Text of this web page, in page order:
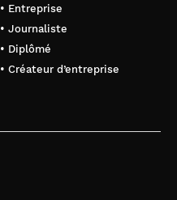
• Entreprise
• Journaliste
• Diplômé
• Créateur d’entreprise